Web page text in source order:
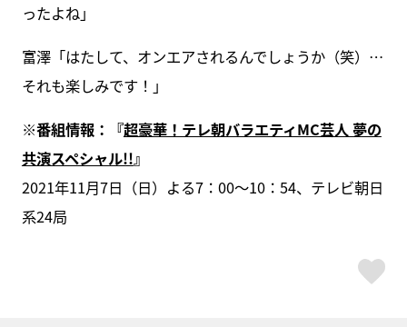
ったよね」
富澤「はたして、オンエアされるんでしょうか（笑）…
それも楽しみです！」
※番組情報：『超豪華！テレ朝バラエティMC芸人 夢の
共演スペシャル!!』
2021年11月7日（日）よる7：00～10：54、テレビ朝日
系24局